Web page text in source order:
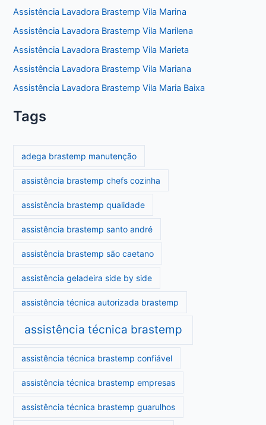
Assistência Lavadora Brastemp Vila Marina
Assistência Lavadora Brastemp Vila Marilena
Assistência Lavadora Brastemp Vila Marieta
Assistência Lavadora Brastemp Vila Mariana
Assistência Lavadora Brastemp Vila Maria Baixa
Tags
adega brastemp manutenção
assistência brastemp chefs cozinha
assistência brastemp qualidade
assistência brastemp santo andré
assistência brastemp são caetano
assistência geladeira side by side
assistência técnica autorizada brastemp
assistência técnica brastemp
assistência técnica brastemp confiável
assistência técnica brastemp empresas
assistência técnica brastemp guarulhos